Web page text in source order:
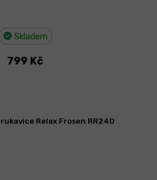
Skladem
799 Kč
Relax Frosen RR24D